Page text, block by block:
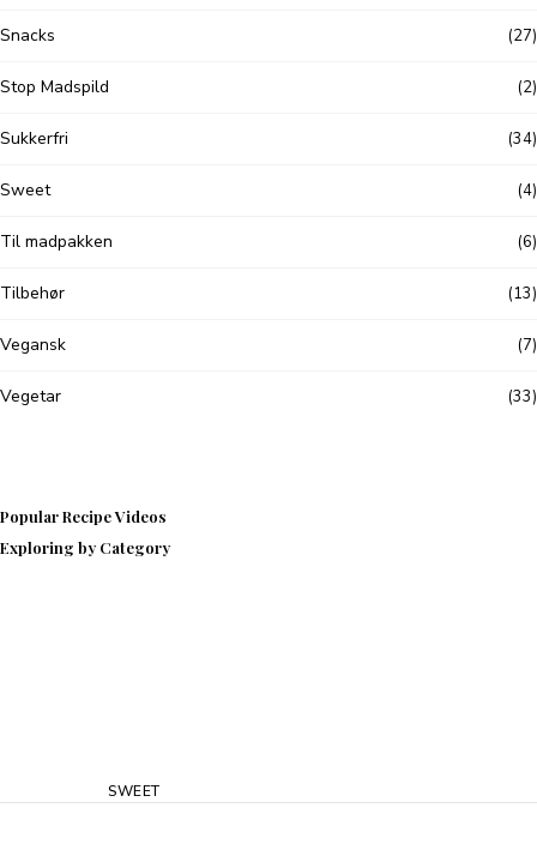
Snacks (27)
Stop Madspild (2)
Sukkerfri (34)
Sweet (4)
Til madpakken (6)
Tilbehør (13)
Vegansk (7)
Vegetar (33)
Popular Recipe Videos
Never Miss A Recipe!
Exploring by Category
SWEET